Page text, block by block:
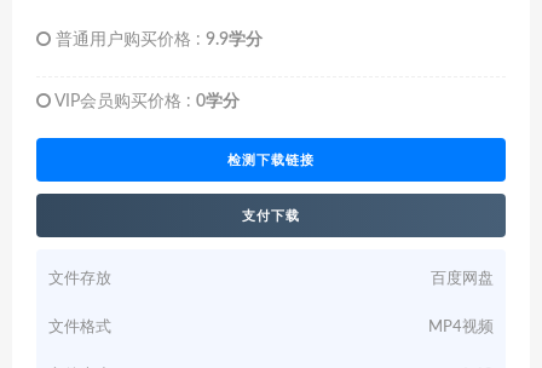
普通用户购买价格 : 9.9学分
VIP会员购买价格 : 0学分
检测下载链接
支付下载
文件存放 百度网盘
文件格式 MP4视频